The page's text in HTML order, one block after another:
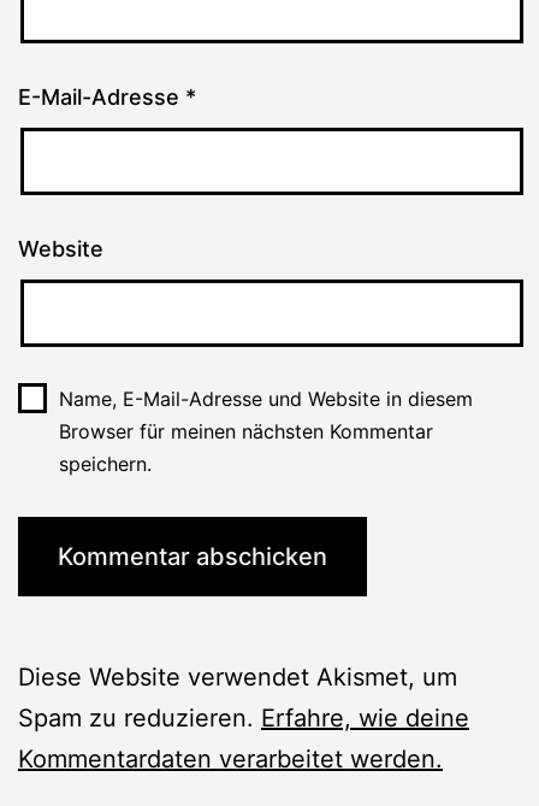
E-Mail-Adresse *
Website
Name, E-Mail-Adresse und Website in diesem
Browser für meinen nächsten Kommentar
speichern.
Diese Website verwendet Akismet, um
Spam zu reduzieren. Erfahre, wie deine
Kommentardaten verarbeitet werden.